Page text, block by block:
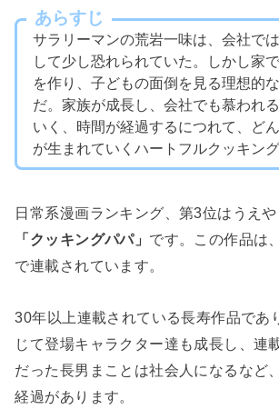
あらすじ
サラリーマンの荒岩一味は、会社で
して少し恐れられていた。しかし家
を作り、子どもの面倒を見る理想的
だ。家族が成長し、会社でも慕われ
いく、時間が経過するにつれて、ど
が生まれていくハートフルクッキング
日常系漫画ランキング、第3位はうえ
「クッキングパパ」 です。この作品は
で連載されています。
30年以上連載されている長寿作品であ
じて登場キャラクター達も成長し、連
だった長男まことは社会人になるなど
経過があります。